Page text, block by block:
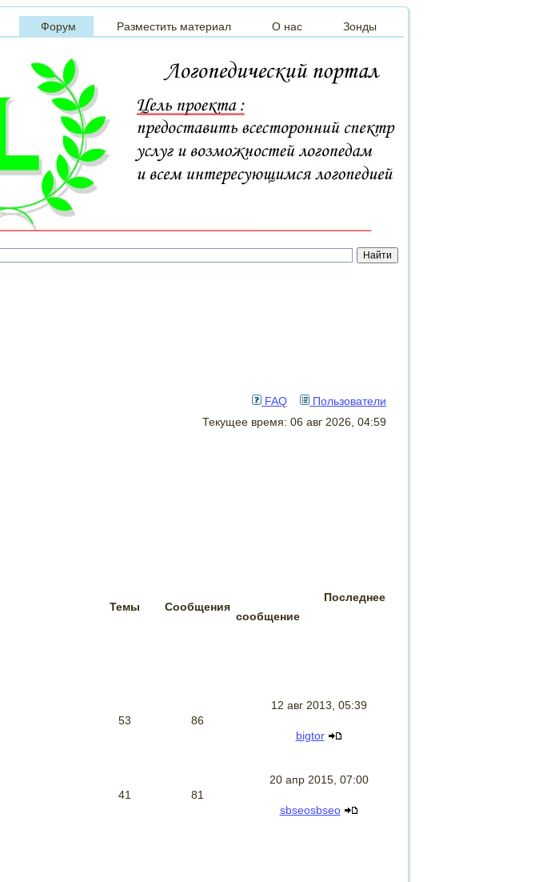
Форум Разместить материал О нас Зонды
FAQ
Пользователи
Текущее время: 06 авг 2026, 04:59
Темы Сообщения
Последнее
сообщение
53 86
12 авг 2013, 05:39
bigtor
41 81
20 апр 2015, 07:00
sbseosbseo